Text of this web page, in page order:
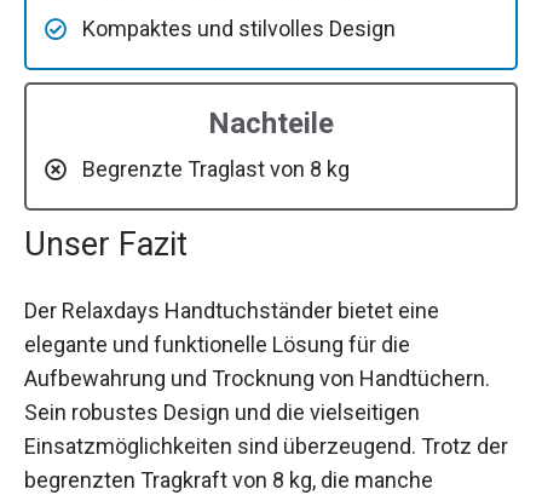
Kompaktes und stilvolles Design
Nachteile
Begrenzte Traglast von 8 kg
Unser Fazit
Der Relaxdays Handtuchständer bietet eine
elegante und funktionelle Lösung für die
Aufbewahrung und Trocknung von Handtüchern.
Sein robustes Design und die vielseitigen
Einsatzmöglichkeiten sind überzeugend. Trotz der
begrenzten Tragkraft von 8 kg, die manche